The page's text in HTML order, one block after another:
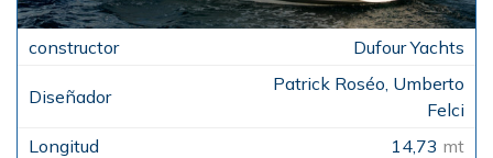
Dufour Yachts
Patrick Roséo, Umberto
Felci
14,73 mt